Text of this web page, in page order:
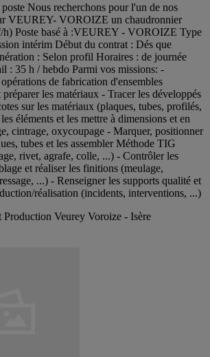
Nous recherchons pour l'un de nos
VEUREY- VOROIZE un chaudronnier
h) Poste basé à :VEUREY - VOROIZE Type
intérim Début du contrat : Dés que
: Selon profil Horaires : de journée
: 35 h / hebdo Parmi vos missions: -
de fabrication d'ensembles
préparer les matériaux - Tracer les développés
sur les matériaux (plaques, tubes, profilés,
éléments et les mettre à dimensions et en
cintrage, oxycoupage - Marquer, positionner
tubes et les assembler Méthode TIG
rivet, agrafe, colle, ...) - Contrôler les
et réaliser les finitions (meulage,
...) - Renseigner les supports qualité et
réalisation (incidents, interventions, ...)
Production Veurey Voroize - Isère